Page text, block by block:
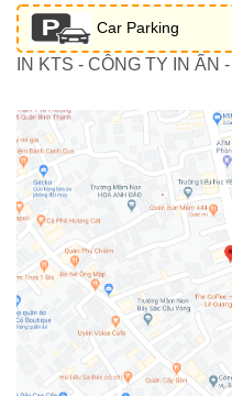
Car Parking
IN KTS - CÔNG TY IN ẤN